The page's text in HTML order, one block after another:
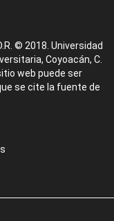
© 2018. Universidad
Coyoacán, C.
web puede ser
se cite la fuente de